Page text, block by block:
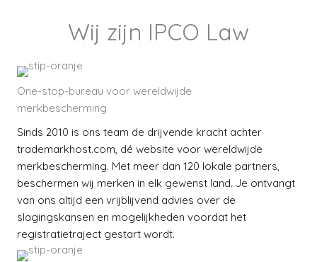
Wij zijn IPCO Law
One-stop-bureau voor wereldwijde
merkbescherming
Sinds 2010 is ons team de drijvende kracht achter
trademarkhost.com, dé website voor wereldwijde
merkbescherming. Met meer dan 120 lokale partners,
beschermen wij merken in elk gewenst land. Je ontvangt
van ons altijd een vrijblijvend advies over de
slagingskansen en mogelijkheden voordat het
registratietraject gestart wordt.